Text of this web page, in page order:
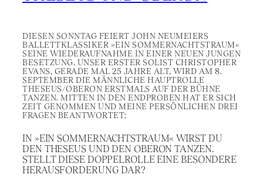
DIESEN SONNTAG FEIERT JOHN NEUMEIERS
BALLETTKLASSIKER »EIN SOMMERNACHTSTRAUM«
SEINE WIEDERAUFNAHME IN EINER NEUEN JUNGEN
BESETZUNG. UNSER ERSTER SOLIST CHRISTOPHER
EVANS, GERADE MAL 25 JAHRE ALT, WIRD AM 8.
SEPTEMBER DIE MÄNNLICHE HAUPTROLLE
THESEUS/OBERON ERSTMALS AUF DER BÜHNE
TANZEN. MITTEN IN DEN ENDPROBEN HAT ER SICH
ZEIT GENOMMEN UND MEINE PERSÖNLICHEN DREI
FRAGEN BEANTWORTET:
IN »EIN SOMMERNACHTSTRAUM« WIRST DU
DEN THESEUS UND DEN OBERON TANZEN.
STELLT DIESE DOPPELROLLE EINE BESONDERE
HERAUSFORDERUNG DAR?